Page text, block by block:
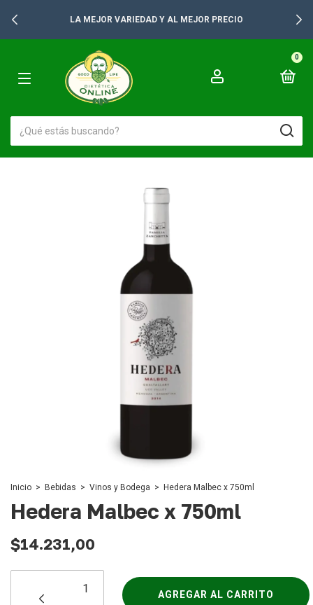
LA MEJOR VARIEDAD Y AL MEJOR PRECIO
0
Inicio > Bebidas > Vinos y Bodega > Hedera Malbec x 750ml
Hedera Malbec x 750ml
$14.231,00